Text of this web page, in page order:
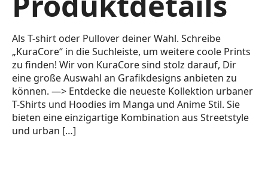
Als T-shirt oder Pullover deiner Wahl. Schreibe
„KuraCore“ in die Suchleiste, um weitere coole Prints
zu finden! Wir von KuraCore sind stolz darauf, Dir
eine große Auswahl an Grafikdesigns anbieten zu
können. —> Entdecke die neueste Kollektion urbaner
T-Shirts und Hoodies im Manga und Anime Stil. Sie
bieten eine einzigartige Kombination aus Streetstyle
und urban […]